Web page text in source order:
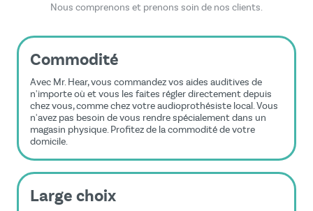
Nous comprenons et prenons soin de nos clients.
Commodité
Avec Mr. Hear, vous commandez vos aides auditives de
n'importe où et vous les faites régler directement depuis
chez vous, comme chez votre audioprothésiste local. Vous
n'avez pas besoin de vous rendre spécialement dans un
magasin physique. Profitez de la commodité de votre
domicile.
Large choix